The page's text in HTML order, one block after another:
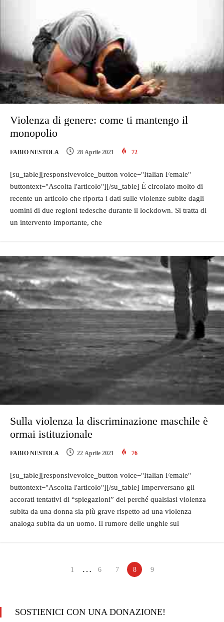
Violenza di genere: come ti mantengo il
monopolio
FABIO NESTOLA 28 Aprile 2021 72
[su_table][responsivevoice_button voice="Italian Female"
buttontext="Ascolta l'articolo"][/su_table] È circolato molto di
recente un articolo che riporta i dati sulle violenze subite dagli
uomini di due regioni tedesche durante il lockdown. Si tratta di
un intervento importante, che
Sulla violenza la discriminazione maschile è
ormai istituzionale
FABIO NESTOLA 22 Aprile 2021 76
[su_table][responsivevoice_button voice="Italian Female"
buttontext="Ascolta l'articolo"][/su_table] Imperversano gli
accorati tentativi di “spiegazioni” del perché qualsiasi violenza
subita da una donna sia più grave rispetto ad una violenza
analoga subita da un uomo. Il rumore delle unghie sul
1 … 6 7 8 9
SOSTIENICI CON UNA DONAZIONE!